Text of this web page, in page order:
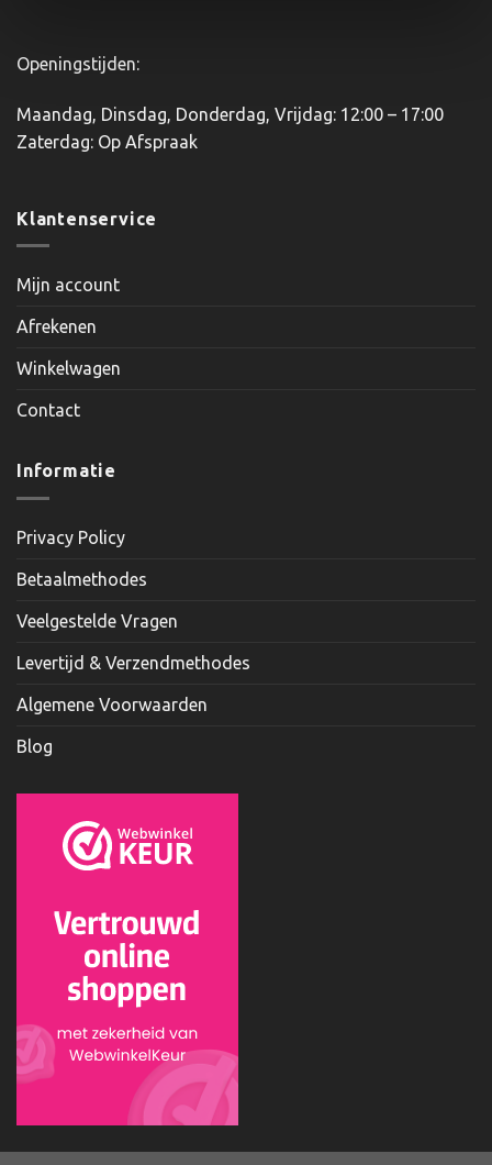
Openingstijden:
Maandag, Dinsdag, Donderdag, Vrijdag: 12:00 – 17:00
Zaterdag: Op Afspraak
Klantenservice
Mijn account
Afrekenen
Winkelwagen
Contact
Informatie
Privacy Policy
Betaalmethodes
Veelgestelde Vragen
Levertijd & Verzendmethodes
Algemene Voorwaarden
Blog